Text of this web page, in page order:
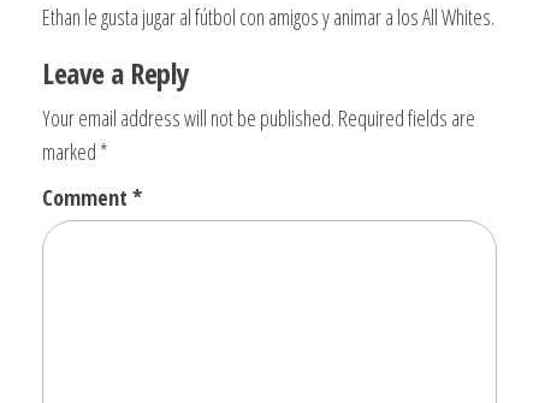
Ethan le gusta jugar al fútbol con amigos y animar a los All Whites.
Leave a Reply
Your email address will not be published. Required fields are
marked *
Comment *